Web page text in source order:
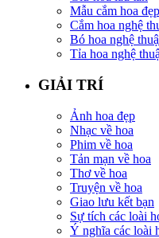
Mẫu cắm hoa đẹp
Cắm hoa nghệ
Bó hoa nghệ
Tỉa hoa nghệ
GIẢI TRÍ
Ảnh hoa đẹp
Nhạc về hoa
Phim về hoa
Tản mạn về hoa
Thơ về hoa
Truyện về hoa
Giao lưu kết bạn
Sự tích các loài
Ý nghĩa các loài